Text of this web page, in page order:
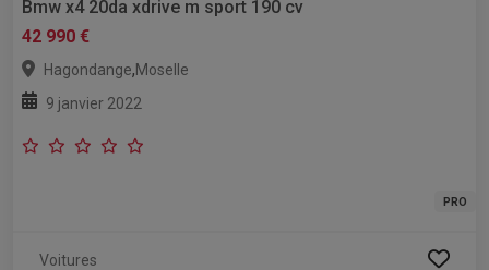
Bmw x4 20da xdrive m sport 190 cv
42 990 €
Hagondange,Moselle
9 janvier 2022
PRO
Voitures